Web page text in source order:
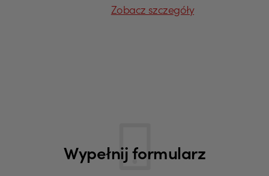
Zobacz szczegóły
Wypełnij formularz